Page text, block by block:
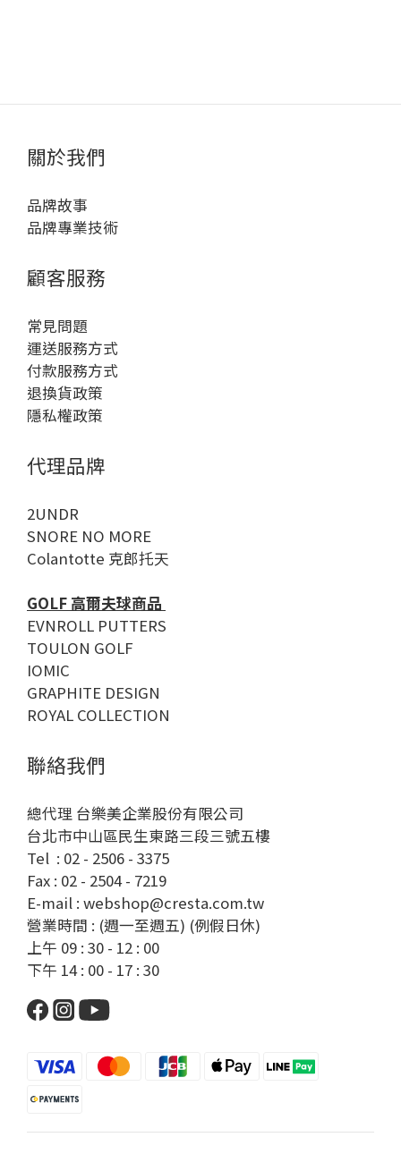
關於我們
品牌故事
品牌專業技術
顧客服務
常見問題
運送服務方式
付款服務方式
退換貨政策
隱私權政策
代理品牌
2UNDR
SNORE NO MORE
Colantotte 克郎托天
GOLF 高爾夫球商品
EVNROLL PUTTERS
TOULON GOLF
IOMIC
GRAPHITE DESIGN
ROYAL COLLECTION
聯絡我們
總代理 台樂美企業股份有限公司
台北市中山區民生東路三段三號五樓
Tel : 02 - 2506 - 3375
Fax : 02 - 2504 - 7219
E-mail : webshop@cresta.com.tw
營業時間 : (週一至週五) (例假日休)
上午 09 : 30 - 12 : 00
下午 14 : 00 - 17 : 30